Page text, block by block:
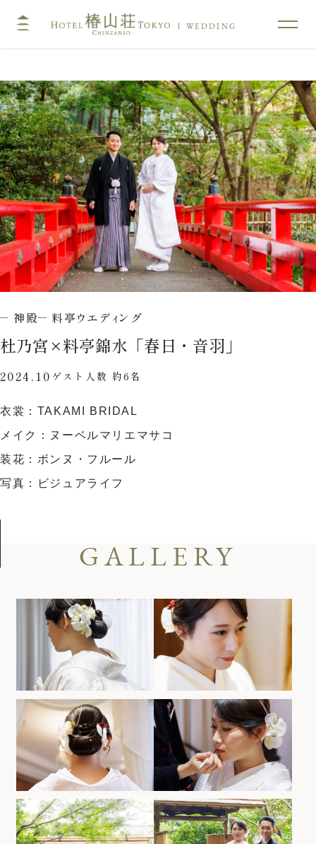
WEDDING
TOP コンセプト
挙式
キリスト教式・人前式
神前挙式
神社挙式
披露宴
大披露宴会場
中披露宴会場
小披露宴会場
料亭ウエディング
フォトガイドツアー 料理
ドレス・和装 プラン
ウエディングレポート
アクセス Q&A
お問い合わせ・
ご不明な点やご相談など、
お気軽にお問い合せください
お問合せ ・ 資料請求
ブライダルフェア
ホテル椿山荘東京
神殿 料亭ウエディング
杜乃宮×料亭錦水「春日・音羽」
2024.10 ゲスト人数 約6名
衣裳：TAKAMI BRIDAL
メイク：ヌーベルマリエマサコ
装花：ボンヌ・フルール
写真：ビジュアライフ
GALLERY